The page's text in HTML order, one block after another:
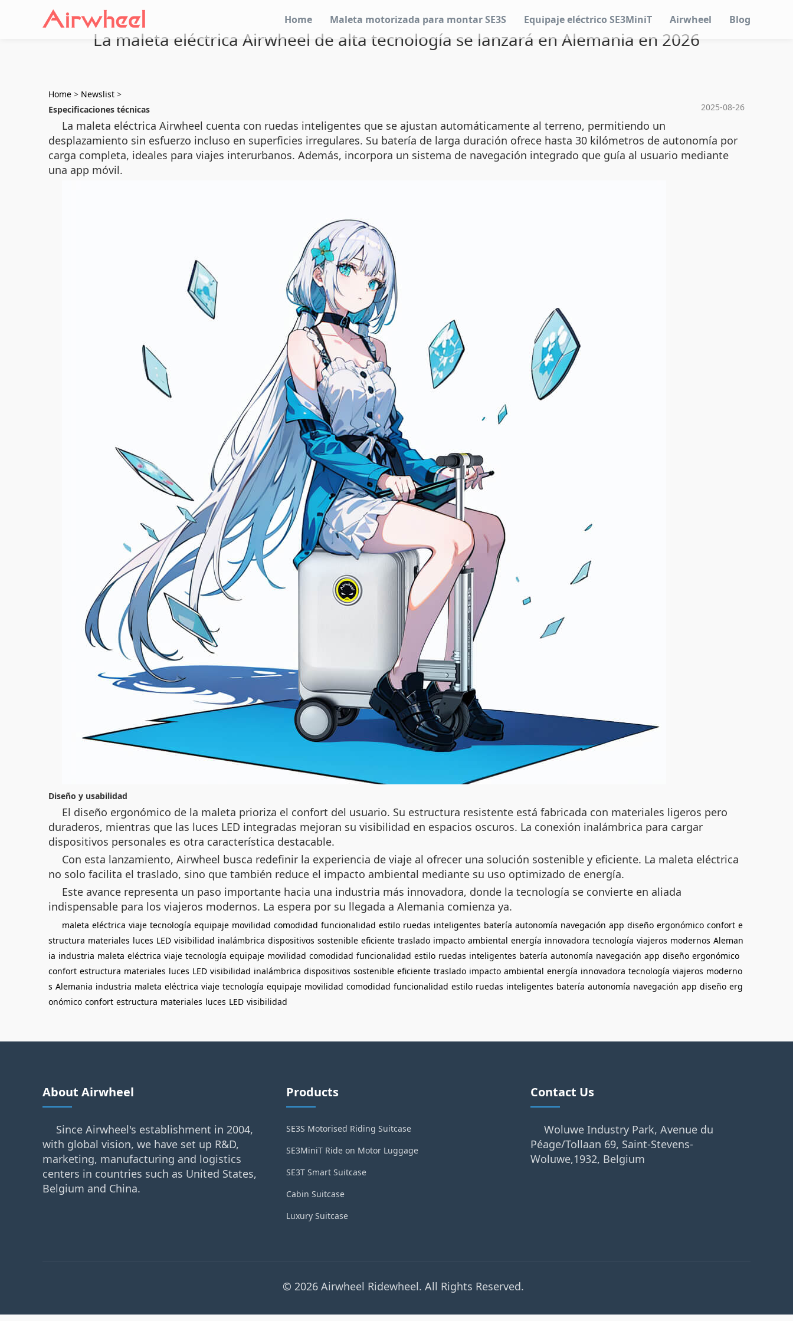
Home Maleta motorizada para montar SE3S Equipaje eléctrico SE3MiniT Airwheel Blog
La maleta eléctrica Airwheel de alta tecnología se lanzará en Alemania en 2026
Home > Newslist >
2025-08-26
Especificaciones técnicas
La maleta eléctrica Airwheel cuenta con ruedas inteligentes que se ajustan automáticamente al terreno, permitiendo un
desplazamiento sin esfuerzo incluso en superficies irregulares. Su batería de larga duración ofrece hasta 30 kilómetros de autonomía por
carga completa, ideales para viajes interurbanos. Además, incorpora un sistema de navegación integrado que guía al usuario mediante
una app móvil.
Diseño y usabilidad
El diseño ergonómico de la maleta prioriza el confort del usuario. Su estructura resistente está fabricada con materiales ligeros pero
duraderos, mientras que las luces LED integradas mejoran su visibilidad en espacios oscuros. La conexión inalámbrica para cargar
dispositivos personales es otra característica destacable.
Con esta lanzamiento, Airwheel busca redefinir la experiencia de viaje al ofrecer una solución sostenible y eficiente. La maleta eléctrica
no solo facilita el traslado, sino que también reduce el impacto ambiental mediante su uso optimizado de energía.
Este avance representa un paso importante hacia una industria más innovadora, donde la tecnología se convierte en aliada
indispensable para los viajeros modernos. La espera por su llegada a Alemania comienza ya.
maleta eléctrica viaje tecnología equipaje movilidad comodidad funcionalidad estilo ruedas inteligentes batería autonomía navegación app diseño ergonómico confort e
structura materiales luces LED visibilidad inalámbrica dispositivos sostenible eficiente traslado impacto ambiental energía innovadora tecnología viajeros modernos Aleman
ia industria maleta eléctrica viaje tecnología equipaje movilidad comodidad funcionalidad estilo ruedas inteligentes batería autonomía navegación app diseño ergonómico
confort estructura materiales luces LED visibilidad inalámbrica dispositivos sostenible eficiente traslado impacto ambiental energía innovadora tecnología viajeros moderno
s Alemania industria maleta eléctrica viaje tecnología equipaje movilidad comodidad funcionalidad estilo ruedas inteligentes batería autonomía navegación app diseño erg
onómico confort estructura materiales luces LED visibilidad
About Airwheel
Since Airwheel's establishment in 2004,
with global vision, we have set up R&D,
marketing, manufacturing and logistics
centers in countries such as United States,
Belgium and China.
Products
SE3S Motorised Riding Suitcase
SE3MiniT Ride on Motor Luggage
SE3T Smart Suitcase
Cabin Suitcase
Luxury Suitcase
Contact Us
Woluwe Industry Park, Avenue du
Péage/Tollaan 69, Saint-Stevens-
Woluwe,1932, Belgium
© 2026 Airwheel Ridewheel. All Rights Reserved.